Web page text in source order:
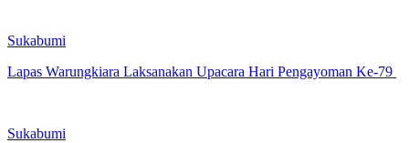
Sukabumi
Lapas Warungkiara Laksanakan Upacara Hari Pengayoman Ke-79
Sukabumi